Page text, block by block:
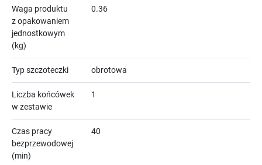
Waga produktu
z opakowaniem
jednostkowym
(kg)
0.36
Typ szczoteczki obrotowa
Liczba końcówek
w zestawie
1
Czas pracy
bezprzewodowej
(min)
40